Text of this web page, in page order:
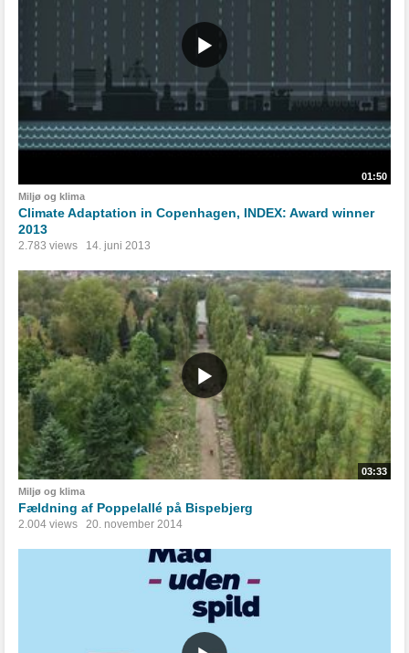
01:50
Miljø og klima
Climate Adaptation in Copenhagen, INDEX: Award winner
2013
2.783 views 14. juni 2013
03:33
Miljø og klima
Fældning af Poppelallé på Bispebjerg
2.004 views 20. november 2014